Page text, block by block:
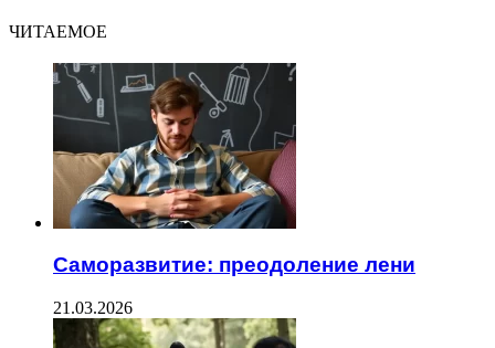
ЧИТАЕМОЕ
Саморазвитие: преодоление лени
21.03.2026